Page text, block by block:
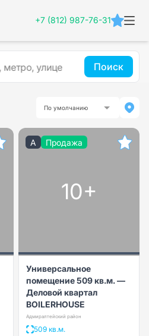
+7 (812) 987-76-31
Поиск
По умолчанию
A Продажа
10+
Универсальное
помещение 509 кв.м. —
Деловой квартал
BOILERHOUSE
Адмиралтейский район
509 кв.м.